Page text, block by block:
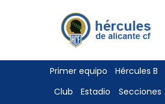
Primer equipo Hércules B
Club
Estadio Secciones
ENTRADAS
TIENDA
HÉRCULESCF100